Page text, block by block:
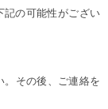
記の可能性がござい
。その後、ご連絡を